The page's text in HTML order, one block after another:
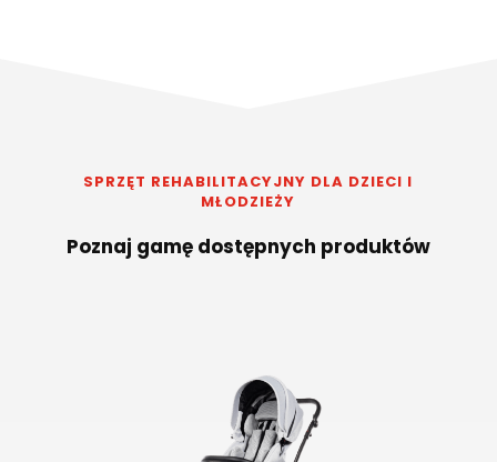
SPRZĘT REHABILITACYJNY DLA DZIECI I
MŁODZIEŻY
Poznaj gamę dostępnych produktów